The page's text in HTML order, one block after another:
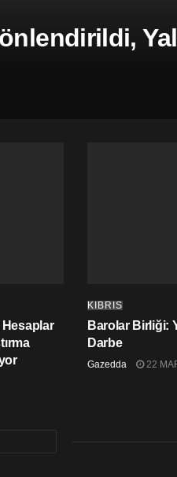
Hesaplar
KIBRIS
Barolar Birliği:
Darbe
Gazedda 22